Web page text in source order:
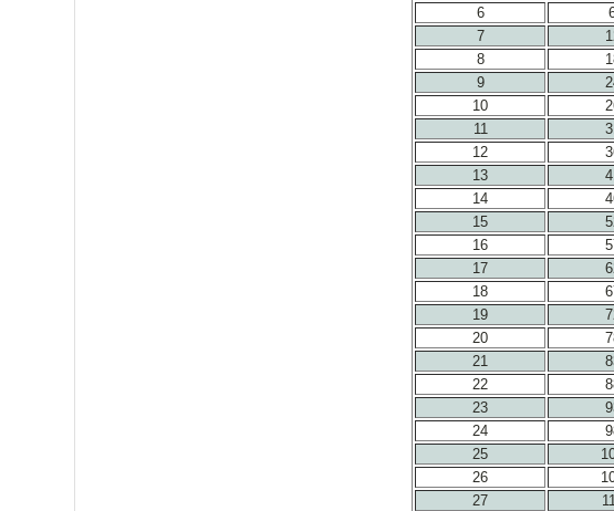
6
7
8
9
10
11
12
13
14
15
16
17
18
19
20
21
22
23
24
25
26
27